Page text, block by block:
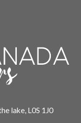
lake, L0S 1J0